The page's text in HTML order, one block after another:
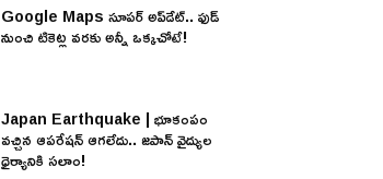
Google Maps సూపర్ అప్‌డేట్.. ఫుడ్
నుంచి టికెట్ల వరకు అన్నీ ఒక్కచోటే!
Japan Earthquake | భూకంపం
వచ్చిన ఆపరేషన్ ఆగలేదు.. జపాన్ వైద్యుల
ధైర్యానికి సలాం!